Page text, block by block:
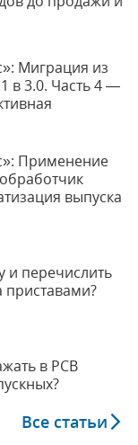
Миграция из
в 3.0. Часть 4 —
Применение
выпуска
и перечислить
в РСВ
Все статьи